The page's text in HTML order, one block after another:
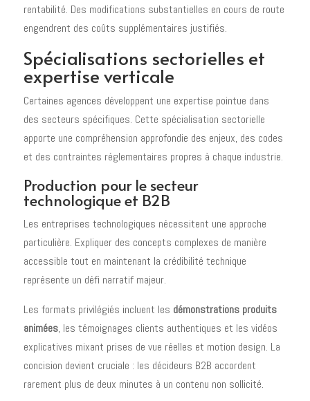
rentabilité. Des modifications substantielles en cours de route
engendrent des coûts supplémentaires justifiés.
Spécialisations sectorielles et
expertise verticale
Certaines agences développent une expertise pointue dans
des secteurs spécifiques. Cette spécialisation sectorielle
apporte une compréhension approfondie des enjeux, des codes
et des contraintes réglementaires propres à chaque industrie.
Production pour le secteur
technologique et B2B
Les entreprises technologiques nécessitent une approche
particulière. Expliquer des concepts complexes de manière
accessible tout en maintenant la crédibilité technique
représente un défi narratif majeur.
Les formats privilégiés incluent les démonstrations produits
animées, les témoignages clients authentiques et les vidéos
explicatives mixant prises de vue réelles et motion design. La
concision devient cruciale : les décideurs B2B accordent
rarement plus de deux minutes à un contenu non sollicité.